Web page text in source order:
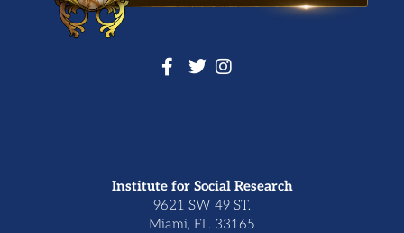
Institute for Social Research
9621 SW 49 ST.
Miami, Fl.. 33165